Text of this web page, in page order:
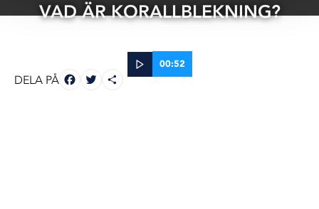
VAD ÄR KORALLBLEKNING?
00:52
DELA PÅ FACEBOOK
TWITTER
DELA